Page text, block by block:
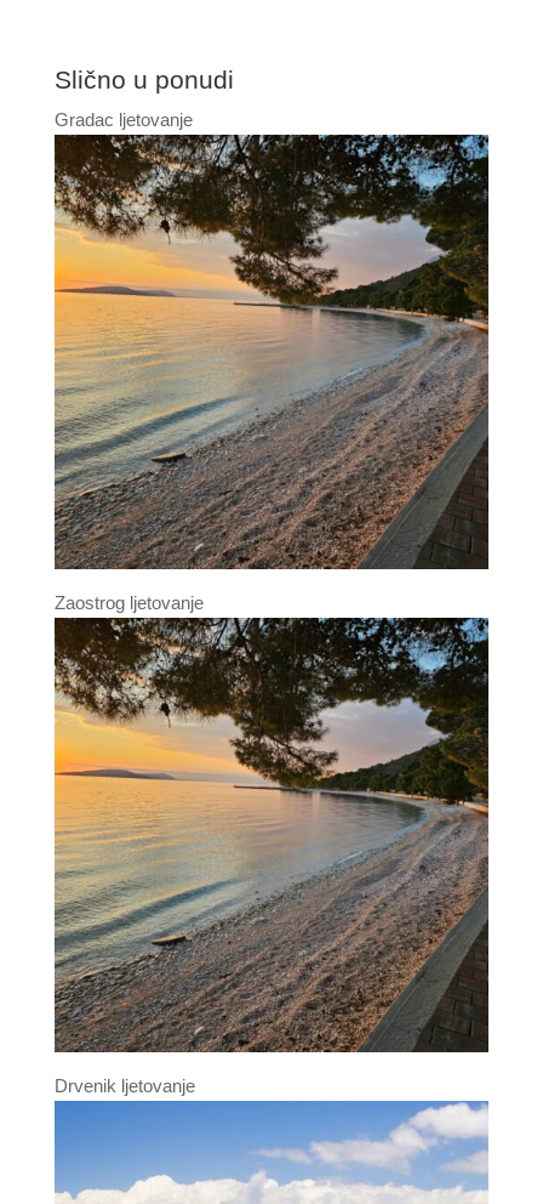
Slično u ponudi
Gradac ljetovanje
Zaostrog ljetovanje
Drvenik ljetovanje